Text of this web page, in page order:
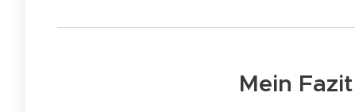
🎉 Mein Fazit